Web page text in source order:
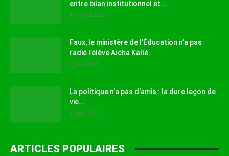
entre bilan institutionnel et...
12 juillet 2026
Faux, le ministère de l’Éducation n’a pas
radié l’élève Aïcha Kallé...
9 juin 2026
La politique n’a pas d’amis : la dure leçon de
vie...
1 juin 2026
ARTICLES POPULAIRES